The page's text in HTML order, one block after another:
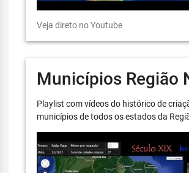
Veja direto no Youtube
Municípios Região
Playlist com vídeos do histórico de
municípios de todos os estados da